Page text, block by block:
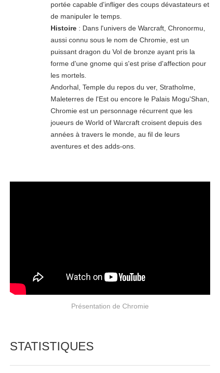
portée capable d'infliger des coups dévastateurs et
de manipuler le temps.
Histoire : Dans l'univers de Warcraft, Chronormu,
aussi connu sous le nom de Chromie, est un
puissant dragon du Vol de bronze ayant pris la
forme d'une gnome qui s'est prise d'affection pour
les mortels.
Andorhal, Temple du repos du ver, Stratholme,
Maleterres de l'Est ou encore le Palais Mogu'Shan,
Chromie est un personnage récurrent que les
joueurs de World of Warcraft croisent depuis des
années à travers le monde, au fil de leurs
aventures et des adds-ons.
Présentation de Chromie
STATISTIQUES